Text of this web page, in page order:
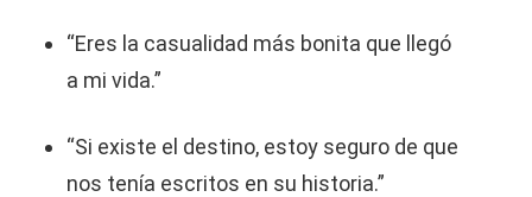
“Eres la casualidad más bonita que llegó
a mi vida.”
“Si existe el destino, estoy seguro de que
nos tenía escritos en su historia.”